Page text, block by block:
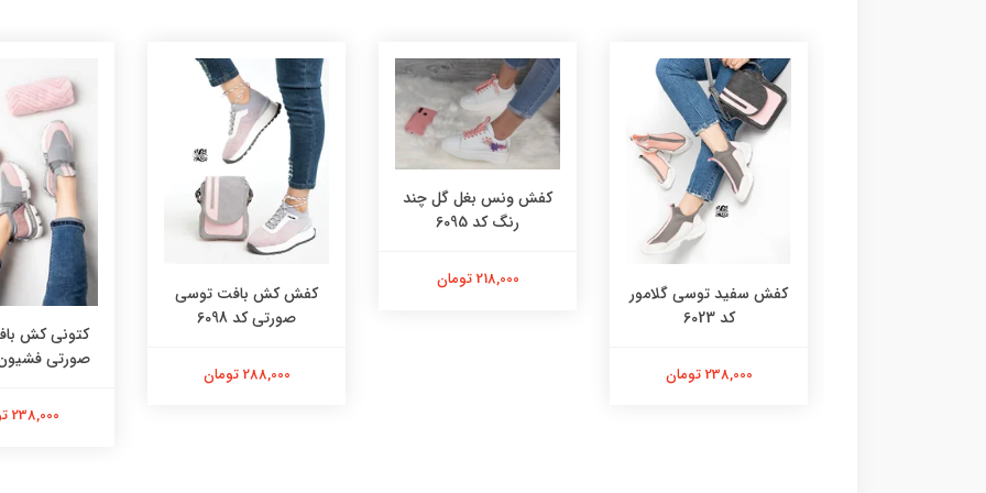
کفش سفید توسی گلامور
کد 6023
238,000 تومان
کفش ونس بغل گل چند
رنگ کد 6095
218,000 تومان
کفش کش بافت توسی
صورتی کد 6098
288,000 تومان
کتونی کش
صورتی فشیون کد
238,000 تومان